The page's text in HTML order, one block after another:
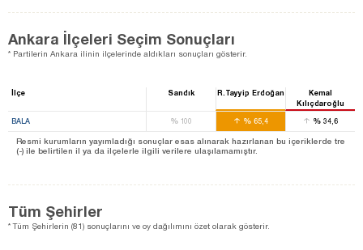
Ankara İlçeleri Seçim Sonuçları
* Partilerin Ankara ilinin ilçelerinde aldıkları sonuçları gösterir.
İlçe Sandık R.Tayyip Erdoğan
Kemal
Kılıçdaroğlu
BALA
%100 % 65,4 % 34,6
Resmi kurumların yayımladığı sonuçlar esas alınarak hazırlanan bu içeriklerde tre
(-) ile belirtilen il ya da ilçelerle ilgili verilere ulaşılamamıştır.
Tüm Şehirler
* Tüm Şehirlerin (81) sonuçlarını ve oy dağılımını özet olarak gösterir.